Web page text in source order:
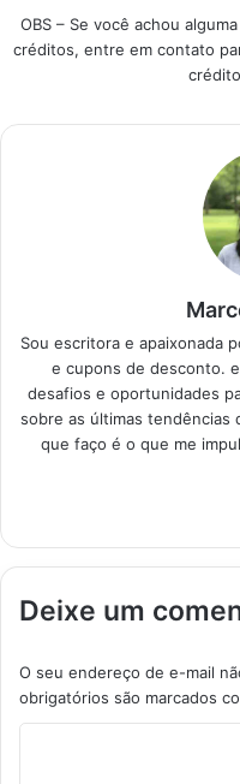
combine
funcionalidade e
Produtos em
mesa redonda para…
OBS – Se você achou
créditos, entre em contato
Sou escritora e apaixonada
e cupons de desconto.
desafios e oportunidades
sobre as últimas tendências
que faço é o que me
Deixe um
O seu endereço de e-mail
obrigatórios são marcados